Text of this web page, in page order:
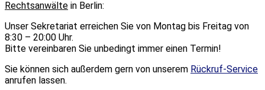
Rechtsanwälte in Berlin:
Unser Sekretariat erreichen Sie von Montag bis Freitag von
8:30 – 20:00 Uhr.
Bitte vereinbaren Sie unbedingt immer einen Termin!
Sie können sich außerdem gern von unserem Rückruf-Service
anrufen lassen.